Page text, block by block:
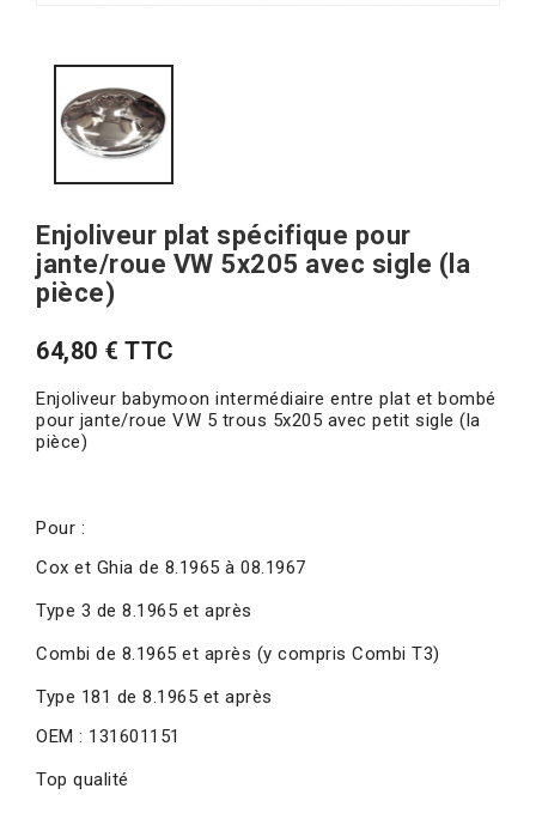
Enjoliveur plat spécifique pour
jante/roue VW 5x205 avec sigle (la
pièce)
64,80 € TTC
Enjoliveur babymoon intermédiaire entre plat et bombé
pour jante/roue VW 5 trous 5x205 avec petit sigle (la
pièce)
Pour :
Cox et Ghia de 8.1965 à 08.1967
Type 3 de 8.1965 et après
Combi de 8.1965 et après (y compris Combi T3)
Type 181 de 8.1965 et après
OEM : 131601151
Top qualité